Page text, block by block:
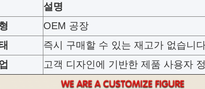
설명
OEM 공장
즉시 구매할 수 있는 재고가 없습니
고객 디자인에 기반한 제품 사용자